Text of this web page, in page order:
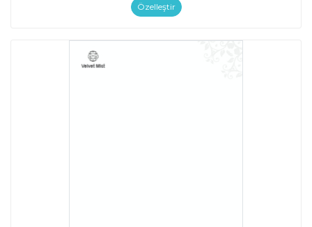
Özelleştir